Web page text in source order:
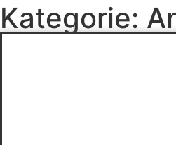
Kategorie: